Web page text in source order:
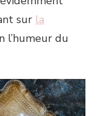
sur la
l’humeur du